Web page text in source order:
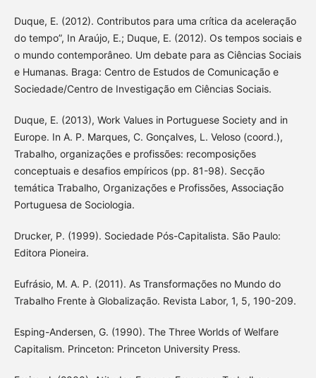
Duque, E. (2012). Contributos para uma crítica da aceleração
do tempo”, In Araújo, E.; Duque, E. (2012). Os tempos sociais e
o mundo contemporâneo. Um debate para as Ciências Sociais
e Humanas. Braga: Centro de Estudos de Comunicação e
Sociedade/Centro de Investigação em Ciências Sociais.
Duque, E. (2013), Work Values in Portuguese Society and in
Europe. In A. P. Marques, C. Gonçalves, L. Veloso (coord.),
Trabalho, organizações e profissões: recomposições
conceptuais e desafios empíricos (pp. 81-98). Secção
temática Trabalho, Organizações e Profissões, Associação
Portuguesa de Sociologia.
Drucker, P. (1999). Sociedade Pós-Capitalista. São Paulo:
Editora Pioneira.
Eufrásio, M. A. P. (2011). As Transformações no Mundo do
Trabalho Frente à Globalização. Revista Labor, 1, 5, 190-209.
Esping-Andersen, G. (1990). The Three Worlds of Welfare
Capitalism. Princeton: Princeton University Press.